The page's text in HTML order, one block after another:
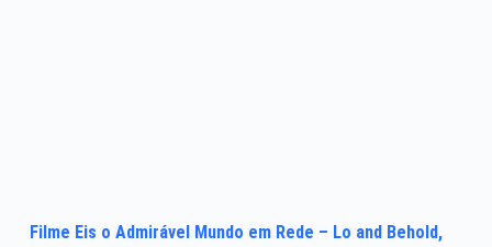
Filme Eis o Admirável Mundo em Rede – Lo and Behold,